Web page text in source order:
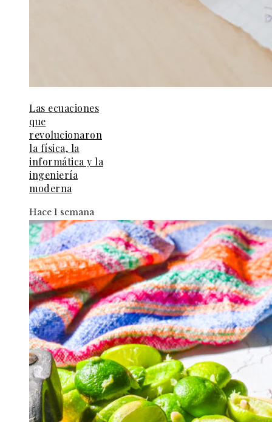
Las ecuaciones
que
revolucionaron
la física, la
informática y la
ingeniería
moderna
Hace 1 semana